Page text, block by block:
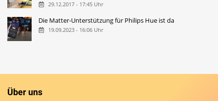
29.12.2017 - 17:45 Uhr
Die Matter-Unterstützung für Philips Hue ist da
19.09.2023 - 16:06 Uhr
Über uns